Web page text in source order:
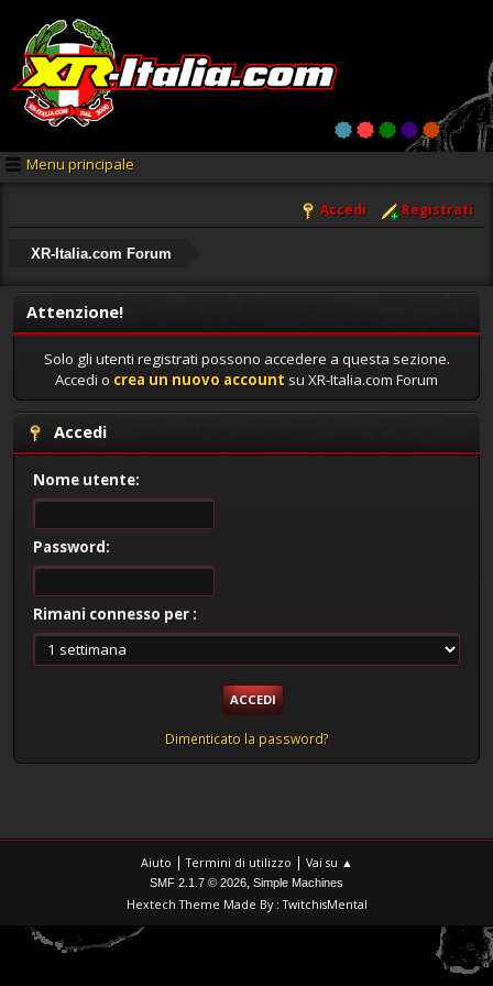
Menu principale
Accedi Registrati
XR-Italia.com Forum
Attenzione!
Solo gli utenti registrati possono accedere a questa sezione.
Accedi o crea un nuovo account su XR-Italia.com Forum
Accedi
Nome utente:
Password:
Rimani connesso per :
Dimenticato la password?
Aiuto |Termini di utilizzo | Vai su ▲
SMF 2.1.7 © 2026, Simple Machines
Hextech Theme Made By : TwitchisMental